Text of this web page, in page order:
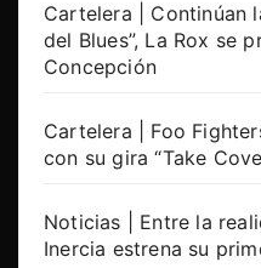
Cartelera | Continúan
del Blues”, La Rox se
Concepción
Cartelera | Foo
con su gira “Take
Noticias | Entre la
Inercia estrena su